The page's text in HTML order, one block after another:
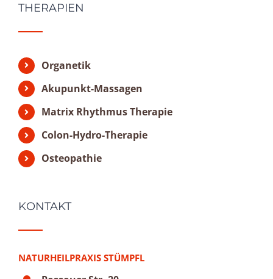
THERAPIEN
Organetik
Akupunkt-Massagen
Matrix Rhythmus Therapie
Colon-Hydro-Therapie
Osteopathie
KONTAKT
NATURHEILPRAXIS STÜMPFL